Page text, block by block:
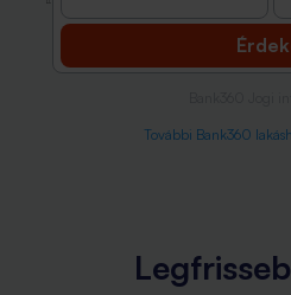
További Bank360